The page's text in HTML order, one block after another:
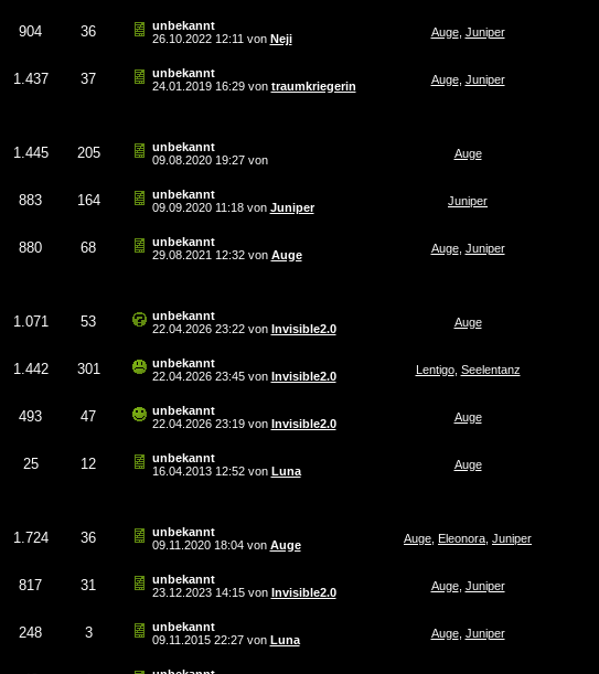
904 36
unbekannt
26.10.2022 12:11 von Neji Auge, Juniper
1.437 37
unbekannt
24.01.2019 16:29von traumkriegerin Auge, Juniper
1.445 205
unbekannt
09.08.2020 19:27von Auge
883 164
unbekannt
09.09.2020 11:18von Juniper Juniper
880 68
unbekannt
29.08.2021 12:32von Auge Auge, Juniper
1.071 53
unbekannt
22.04.2026 23:22von Invisible2.0 Auge
1.442 301
unbekannt
22.04.2026 23:45von Invisible2.0 Lentigo, Seelentanz
493 47
unbekannt
22.04.2026 23:19von Invisible2.0 Auge
25 12
unbekannt
16.04.2013 12:52von Luna Auge
1.724 36
unbekannt
09.11.2020 18:04von Auge Auge Eleonora Juniper
817 31
unbekannt
23.12.2023 14:15von Invisible2.0 Auge, Juniper
248 3
unbekannt
09.11.2015 22:27von Luna Auge, Juniper